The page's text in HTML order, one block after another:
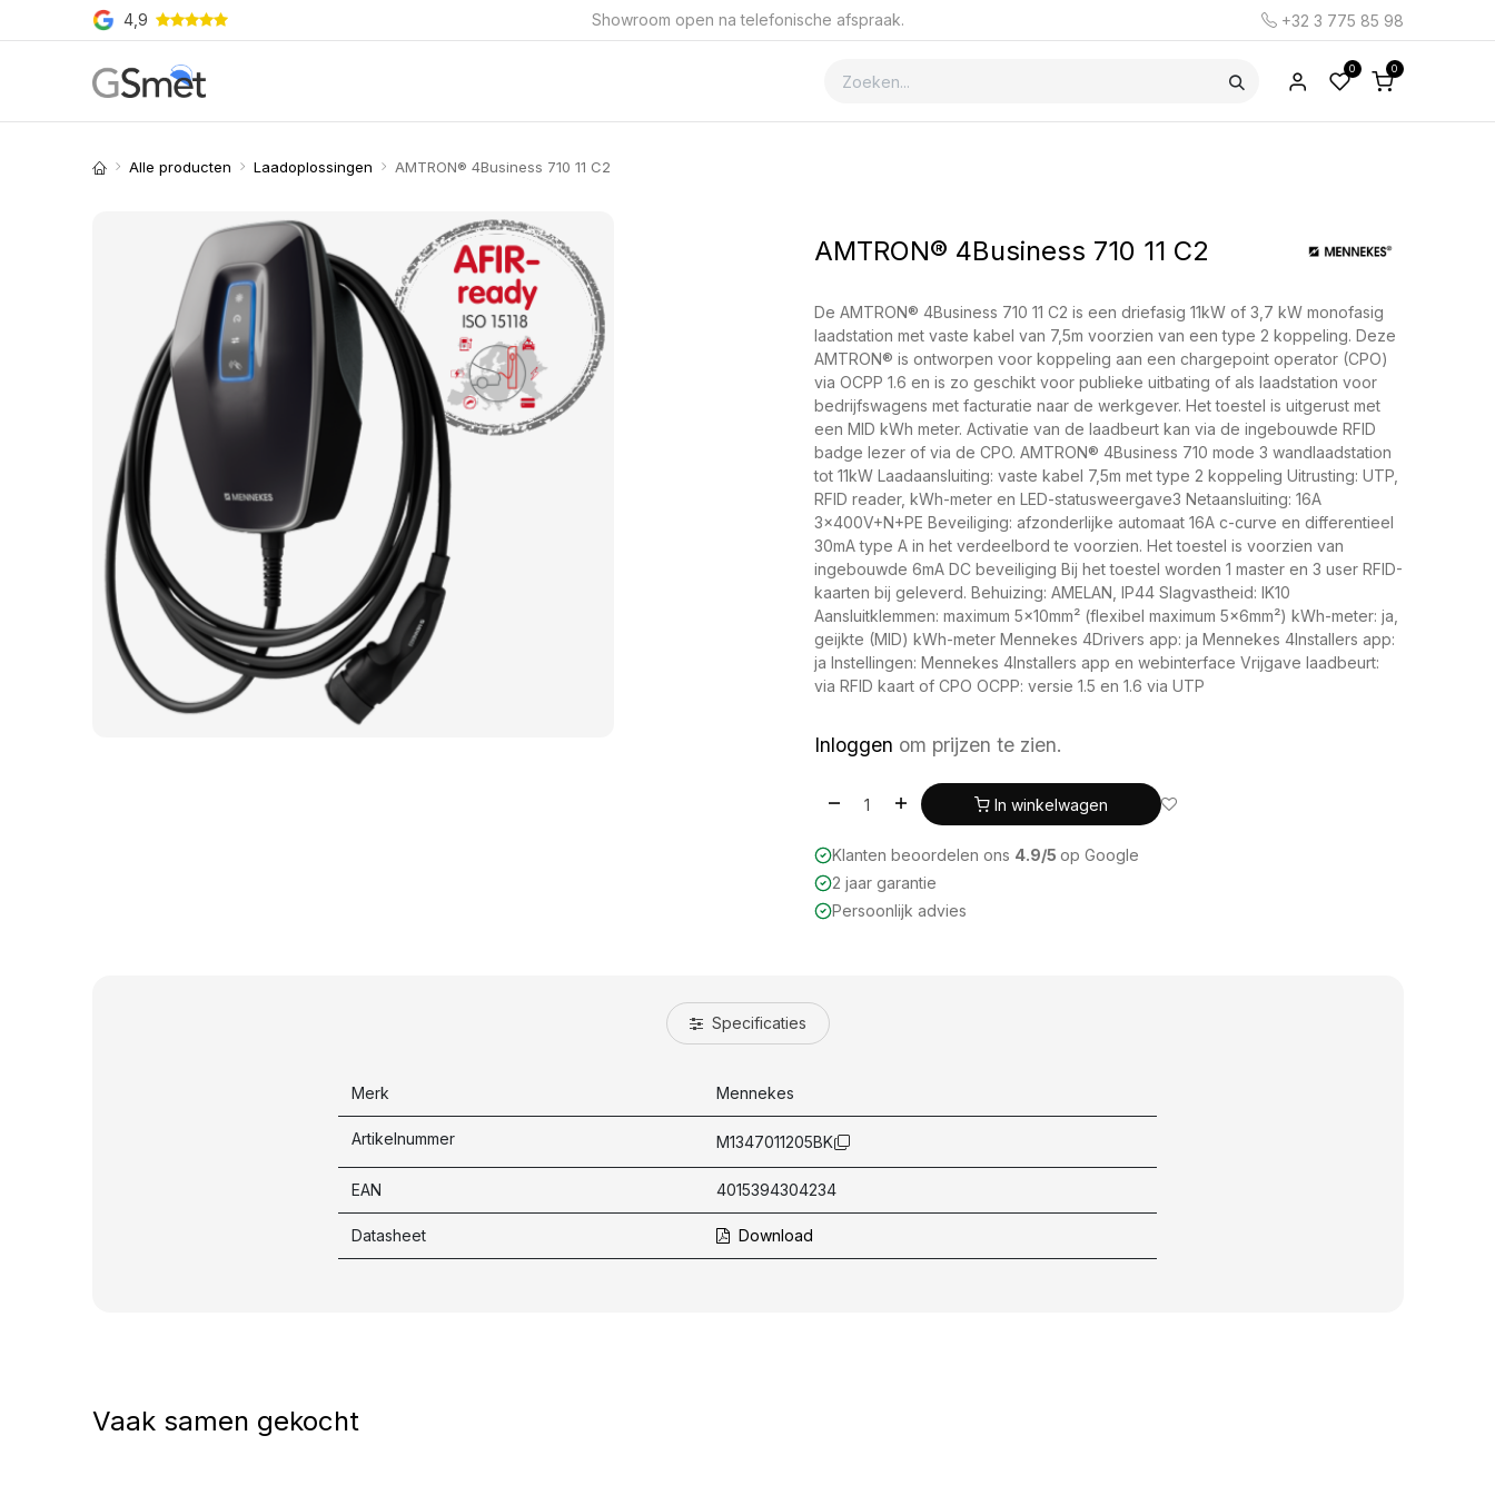
Overslaan naar inhoud
4,9 Showroom open na telefonische afspraak. +32 3 775 85 98
0 0
Alle producten Laadoplossingen AMTRON® 4Business 710 11 C2
AMTRON® 4Business 710 11 C2
De AMTRON® 4Business 710 11 C2 is een driefasig 11kW of 3,7 kW monofasig
laadstation met vaste kabel van 7,5m voorzien van een type 2 koppeling. Deze
AMTRON® is ontworpen voor koppeling aan een chargepoint operator (CPO)
via OCPP 1.6 en is zo geschikt voor publieke uitbating of als laadstation voor
bedrijfswagens met facturatie naar de werkgever. Het toestel is uitgerust met
een MID kWh meter. Activatie van de laadbeurt kan via de ingebouwde RFID
badge lezer of via de CPO. AMTRON® 4Business 710 mode 3 wandlaadstation
tot 11kW Laadaansluiting: vaste kabel 7,5m met type 2 koppeling Uitrusting: UTP,
RFID reader, kWh-meter en LED-statusweergave3 Netaansluiting: 16A
3x400V+N+PE Beveiliging: afzonderlijke automaat 16A c-curve en differentieel
30mA type A in het verdeelbord te voorzien. Het toestel is voorzien van
ingebouwde 6mA DC beveiliging Bij het toestel worden 1 master en 3 user RFID-
kaarten bij geleverd. Behuizing: AMELAN, IP44 Slagvastheid: IK10
Aansluitklemmen: maximum 5x10mm² (flexibel maximum 5x6mm²) kWh-meter: ja,
geijkte (MID) kWh-meter Mennekes 4Drivers app: ja Mennekes 4Installers app:
ja Instellingen: Mennekes 4Installers app en webinterface Vrijgave laadbeurt:
via RFID kaart of CPO OCPP: versie 1.5 en 1.6 via UTP
Inloggen om prijzen te zien.
In winkelwagen
Klanten beoordelen ons 4.9/5 op Google
2 jaar garantie
Persoonlijk advies
Specificaties
Merk Mennekes
Artikelnummer M1347011205BK
EAN 4015394304234
Datasheet Download
Vaak samen gekocht